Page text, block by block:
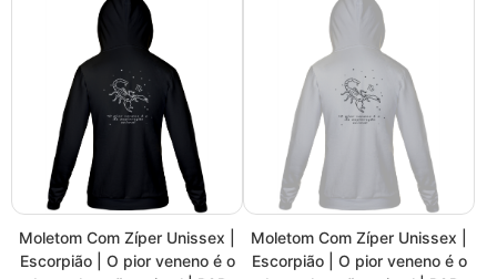
Fale conoscoTrocas / DevoluçõesRastrear Pedido
Política de Troca e Devolução
Denuncie o Uso Ilegal de Marcas